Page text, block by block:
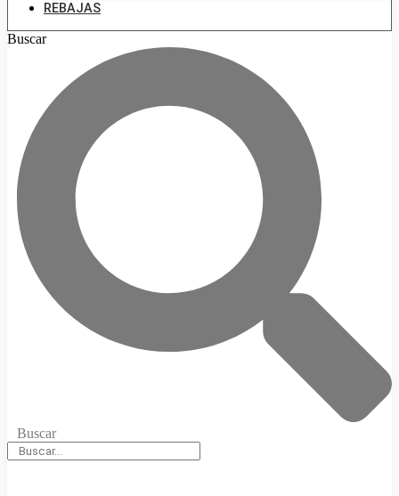
REBAJAS
Buscar
Buscar